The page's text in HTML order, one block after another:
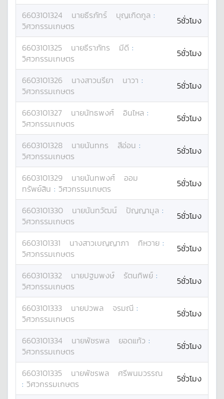
6603101324 นายธีรภัทร์ บุญเกิดกูล :
วิศวกรรมเกษตร
5ชั่วโมง
6603101325 นายธีราภัทร มีดี :
วิศวกรรมเกษตร
5ชั่วโมง
6603101326 นางสาวนรียา นาวา :
วิศวกรรมเกษตร
5ชั่วโมง
6603101327 นายนัทธพงศ์ อินไหล :
วิศวกรรมเกษตร
5ชั่วโมง
6603101328 นายนันทกร สีอ่อน :
วิศวกรรมเกษตร
5ชั่วโมง
6603101329 นายนันทพงศ์
ออม
ทรัพย์สิน : วิศวกรรมเกษตร 5ชั่วโมง
6603101330 นายนันทวัฒน์ ปัญญามูล :
วิศวกรรมเกษตร
5ชั่วโมง
6603101331 นางสาวเบญญาภา ทิหวาย :
วิศวกรรมเกษตร
5ชั่วโมง
6603101332 นายปฐมพงษ์ รัตนทิพย์ :
วิศวกรรมเกษตร
5ชั่วโมง
6603101333 นายปวพล จรมณี :
วิศวกรรมเกษตร
5ชั่วโมง
6603101334 นายพัชรพล ยอดแก้ว :
วิศวกรรมเกษตร
5ชั่วโมง
6603101335 นายพัชรพล
ศรีพนมวรรณ
: วิศวกรรมเกษตร 5ชั่วโมง